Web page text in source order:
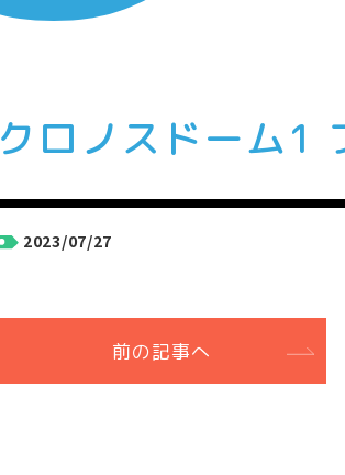
クロノスドーム1
2023/07/27
前の記事へ